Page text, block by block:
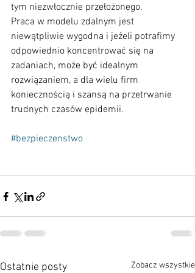
tym niezwłocznie przełożonego.
Praca w modelu zdalnym jest
niewątpliwie wygodna i jeżeli potrafimy
odpowiednio koncentrować się na
zadaniach, może być idealnym
rozwiązaniem, a dla wielu firm
koniecznością i szansą na przetrwanie
trudnych czasów epidemii.
#bezpieczenstwo
Ostatnie posty Zobacz wszystkie